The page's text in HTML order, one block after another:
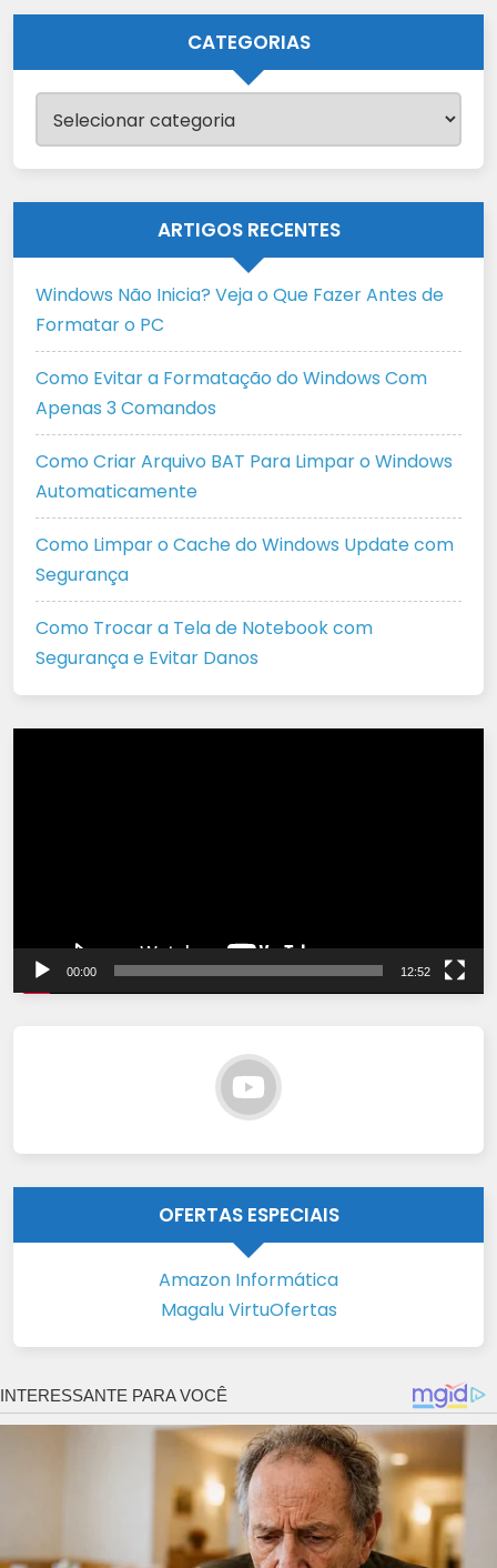
CATEGORIAS
ARTIGOS RECENTES
Windows Não Inicia? Veja o Que Fazer Antes de
Formatar o PC
Como Evitar a Formatação do Windows Com
Apenas 3 Comandos
Como Criar Arquivo BAT Para Limpar o Windows
Automaticamente
Como Limpar o Cache do Windows Update com
Segurança
Como Trocar a Tela de Notebook com
Segurança e Evitar Danos
00:00 12:52
OFERTAS ESPECIAIS
Amazon Informática
Magalu VirtuOfertas